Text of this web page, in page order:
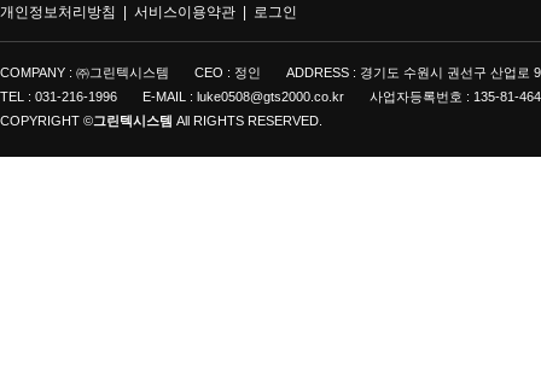
개인정보처리방침 | 서비스이용약관 | 로그인
COMPANY : ㈜그린텍시스템 CEO : 정인
ADDRESS : 경기도 수원시 권선구 산업로
TEL : 031-216-1996
E-MAIL : luke0508@gts2000.co.kr
사업자등록번호 : 135-81-
COPYRIGHT ©그린텍시스템 All RIGHTS RESERVED.